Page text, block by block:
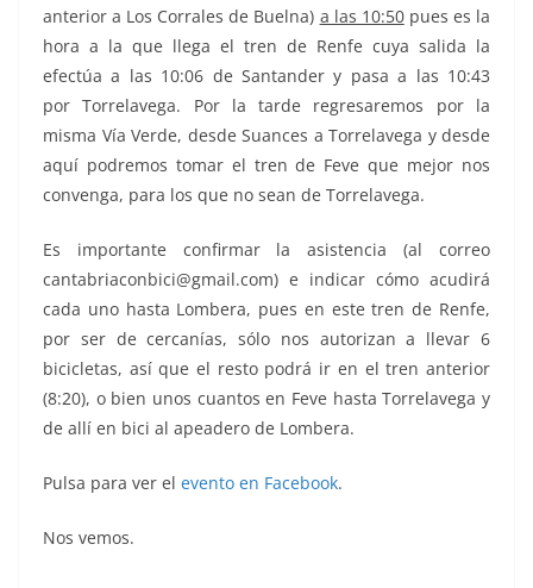
anterior a Los Corrales de Buelna) a las 10:50pues es la
hora a la que llega el tren de Renfe cuya salida la
efectúa a las 10:06 de Santander y pasa a las 10:43
por Torrelavega. Por la tarde regresaremos por la
misma Vía Verde, desde Suances a Torrelavega y desde
aquí podremos tomar el tren de Feve que mejor nos
convenga, para los que no sean de Torrelavega.
Es importante confirmar la asistencia (al correo
cantabriaconbici@gmail.com) e indicar cómo acudirá
cada uno hasta Lombera, pues en este tren de Renfe,
por ser de cercanías, sólo nos autorizan a llevar 6
bicicletas, así que el resto podrá ir en el tren anterior
(8:20), o bien unos cuantos en Feve hasta Torrelavega y
de allí en bici al apeadero de Lombera.
Pulsa para ver el evento en Facebook.
Nos vemos.